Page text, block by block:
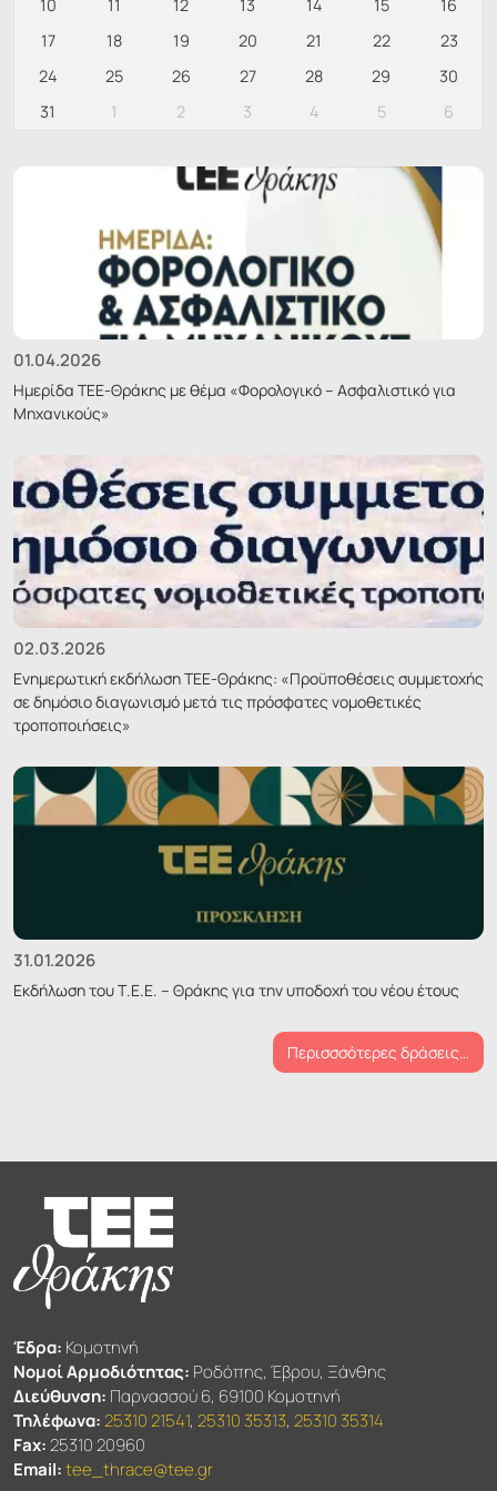
01.04.2026
Ημερίδα ΤΕΕ-Θράκης με θέμα «Φορολογικό – Ασφαλιστικό για
Μηχανικούς»
02.03.2026
Ενημερωτική εκδήλωση ΤΕΕ-Θράκης: «Προϋποθέσεις συμμετοχής
σε δημόσιο διαγωνισμό μετά τις πρόσφατες νομοθετικές
τροποποιήσεις»
31.01.2026
Εκδήλωση του Τ.Ε.Ε. – Θράκης για την υποδοχή του νέου έτους
Περισσσότερες δράσεις…
10
11 12 13 14 15
16
17
18 19 20 21 22
23
24
25 26 27 28 29
30
31
1 2 3 4 5 6
Έδρα: Κομοτηνή
Νομοί Αρμοδιότητας: Ροδόπης, Έβρου, Ξάνθης
Διεύθυνση: Παρνασσού 6, 69100 Κομοτηνή
Τηλέφωνα:25310 21541,25310 35313,25310 35314
Fax:25310 20960
Email:tee_thrace@tee.gr